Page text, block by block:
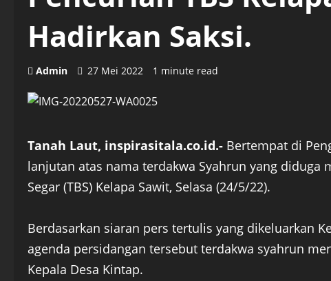
Hadirkan Saksi.
Admin 27 Mei 2022 1 minute read
Tanah Laut, inspirasitala.co.id.- Bertempat di
lanjutan atas nama terdakwa Syahrun yang diduga
Segar (TBS) Kelapa Sawit, Selasa (24/5/22).
Berdasarkan siaran pers tertulis yang dikeluarkan
agenda persidangan tersebut terdakwa syahrun
Kepala Desa Kintap.